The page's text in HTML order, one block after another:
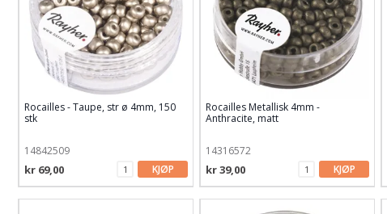
Rocailles - Taupe, str ø 4mm, 150
stk
14842509
kr 69,00 KJØP
Rocailles Metallisk 4mm -
Anthracite, matt
14316572
kr 39,00 KJØP